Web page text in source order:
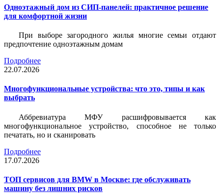
Одноэтажный дом из СИП-панелей: практичное решение
для комфортной жизни
При выборе загородного жилья многие семьи отдают
предпочтение одноэтажным домам
Подробнее
22.07.2026
Многофункциональные устройства: что это, типы и как
выбрать
Аббревиатура МФУ расшифровывается как
многофункциональное устройство, способное не только
печатать, но и сканировать
Подробнее
17.07.2026
ТОП сервисов для BMW в Москве: где обслуживать
машину без лишних рисков